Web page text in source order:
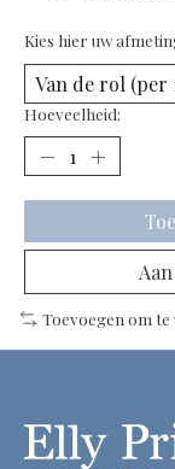
Kies hier uw
Hoeveelheid:
Toevoegen om